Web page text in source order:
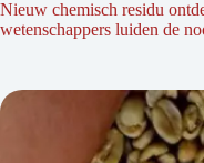
Nieuw chemisch residu
wetenschappers luiden de